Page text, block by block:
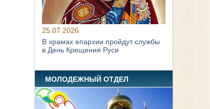
25.07.2026
В храмах епархии пройдут службы
в День Крещения Руси
МОЛОДЕЖНЫЙ ОТДЕЛ